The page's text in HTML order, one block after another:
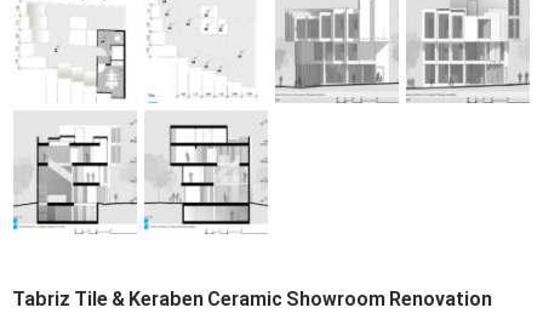
Tabriz Tile & Keraben Ceramic Showroom Renovation